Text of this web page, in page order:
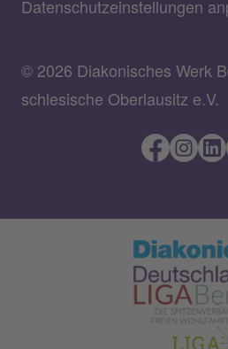
Datenschutzeinstellungen
© 2026 Diakonisches Werk
schlesische Oberlausitz e.V.